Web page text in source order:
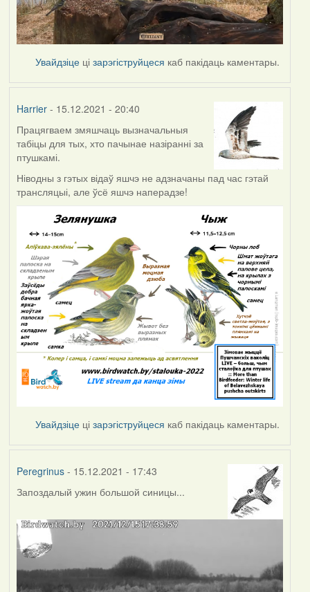
Увайдзіце цізарэгіструйцеся каб пакідаць каментары.
Harrier- 15.12.2021 - 20:40
Працягваем змяшчаць вызначальныя
табіцы для тых, хто пачынае назіранні за
птушкамі.
Ніводны з гэтых відаў яшчэ не адзначаны пад час гэтай
трансляцыі, але ўсё яшчэ наперадзе!
Увайдзіце цізарэгіструйцеся каб пакідаць каментары.
Peregrinus- 15.12.2021 - 17:43
Запоздалый ужин большой синицы...